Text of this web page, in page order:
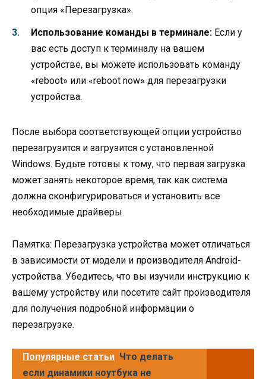
опция «Перезагрузка».
Использование команды в терминале: Если у
вас есть доступ к терминалу на вашем
устройстве, вы можете использовать команду
«reboot» или «reboot now» для перезагрузки
устройства.
После выбора соответствующей опции устройство
перезагрузится и загрузится с установленной
Windows. Будьте готовы к тому, что первая загрузка
может занять некоторое время, так как система
должна сконфигурироваться и установить все
необходимые драйверы.
Памятка: Перезагрузка устройства может отличаться
в зависимости от модели и производителя Android-
устройства. Убедитесь, что вы изучили инструкцию к
вашему устройству или посетите сайт производителя
для получения подробной информации о
перезагрузке.
Популярные статьи Что делать
если динамики ноутбука не